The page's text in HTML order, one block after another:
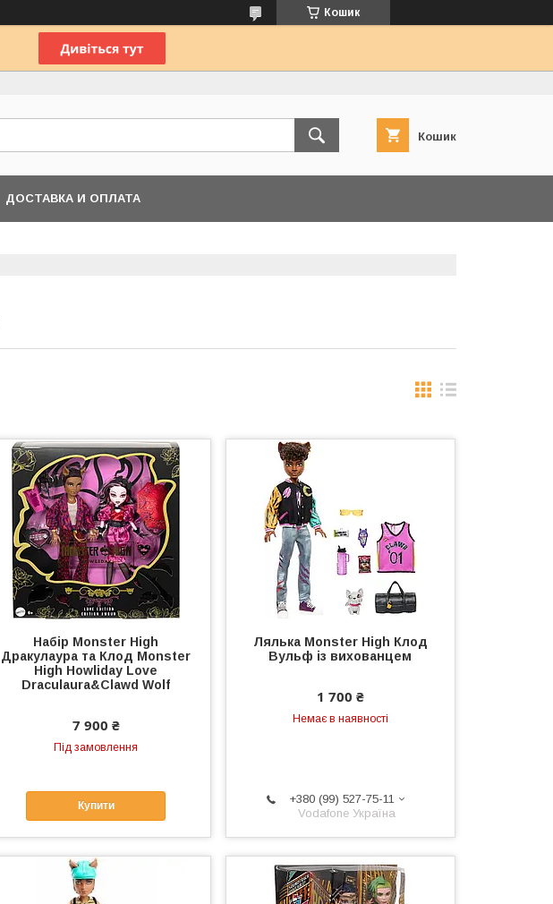
Кошик
Кошик
ДОСТАВКА И ОПЛАТА
Набір Monster High
Дракулаура та Клод Monster
High Howliday Love
Draculaura&Clawd Wolf
7 900 ₴
Під замовлення
Купити
Лялька Monster High Клод
Вульф із вихованцем
1 700 ₴
Немає в наявності
+380 (99) 527-75-11
Vodafone Україна